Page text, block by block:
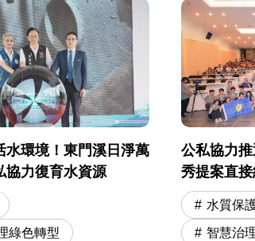
水環境！東門溪日淨萬
協力復育水資源
綠色轉型
公私協力
秀提案直
水質保
智慧治